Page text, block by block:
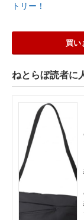
トリー！
買い
ねとらぼ読者に